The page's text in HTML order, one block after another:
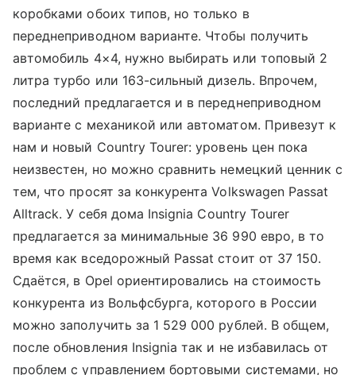
коробками обоих типов, но только в
переднеприводном варианте. Чтобы получить
автомобиль 4×4, нужно выбирать или топовый 2
литра турбо или 163-сильный дизель. Впрочем,
последний предлагается и в переднеприводном
варианте с механикой или автоматом. Привезут к
нам и новый Country Tourer: уровень цен пока
неизвестен, но можно сравнить немецкий ценник с
тем, что просят за конкурента Volkswagen Passat
Alltrack. У себя дома Insignia Country Tourer
предлагается за минимальные 36 990 евро, в то
время как вседорожный Passat стоит от 37 150.
Сдаётся, в Opel ориентировались на стоимость
конкурента из Вольфсбурга, которого в России
можно заполучить за 1 529 000 рублей. В общем,
после обновления Insignia так и не избавилась от
проблем с управлением бортовыми системами, но